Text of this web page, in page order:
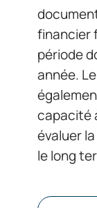
financier
période
année.
capacité
évaluer
le long